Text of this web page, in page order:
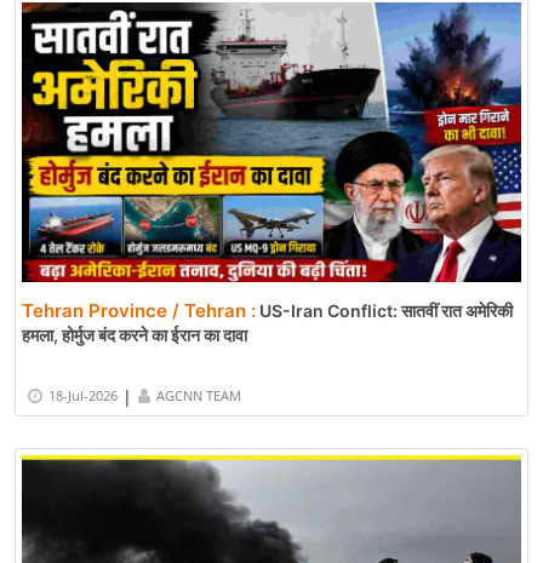
Tehran Province / Tehran : US-Iran Conflict: सातवीं रात अमेरिकी
हमला, होर्मुज बंद करने का ईरान का दावा
18-Jul-2026 | AGCNN TEAM